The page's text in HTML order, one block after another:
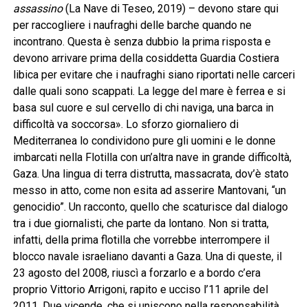
assassino(La Nave di Teseo, 2019) – devono stare qui
per raccogliere i naufraghi delle barche quando ne
incontrano. Questa è senza dubbio la prima risposta e
devono arrivare prima della cosiddetta Guardia Costiera
libica per evitare che i naufraghi siano riportati nelle carceri
dalle quali sono scappati. La legge del mare è ferrea e si
basa sul cuore e sul cervello di chi naviga, una barca in
difficoltà va soccorsa». Lo sforzo giornaliero di
Mediterranea lo condividono pure gli uomini e le donne
imbarcati nella Flotilla con un’altra nave in grande difficoltà,
Gaza. Una lingua di terra distrutta, massacrata, dov’è stato
messo in atto, come non esita ad asserire Mantovani, “un
genocidio”. Un racconto, quello che scaturisce dal dialogo
tra i due giornalisti, che parte da lontano. Non si tratta,
infatti, della prima flotilla che vorrebbe interrompere il
blocco navale israeliano davanti a Gaza. Una di queste, il
23 agosto del 2008, riuscì a forzarlo e a bordo c’era
proprio Vittorio Arrigoni, rapito e ucciso l’11 aprile del